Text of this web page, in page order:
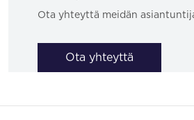
Ota yhteyttä meidän
Ota yhteyttä